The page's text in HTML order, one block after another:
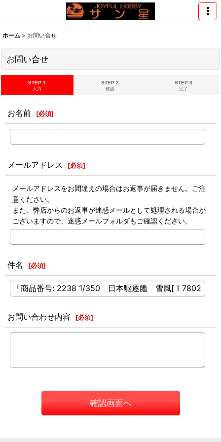
ホーム > お問い合せ
お問い合せ
STEP 1
入力
STEP 2
確認
STEP 3
完了
お名前 [必須]
メールアドレス [必須]
メールアドレスをお間違えの場合はお返事が届きません。ご注
意ください。
また、弊店からのお返事が迷惑メールとして処理される場合が
ございますので、迷惑メールフォルダもご確認ください。
件名 [必須]
お問い合わせ内容 [必須]
確認画面へ